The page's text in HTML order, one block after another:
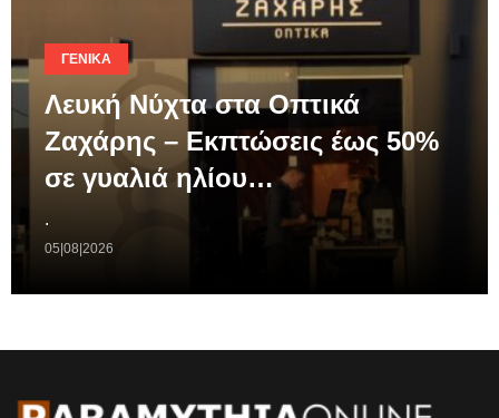
ΓΕΝΙΚΆ
Λευκή Νύχτα στα Οπτικά
Ζαχάρης – Εκπτώσεις έως 50%
σε γυαλιά ηλίου…
.
05|08|2026